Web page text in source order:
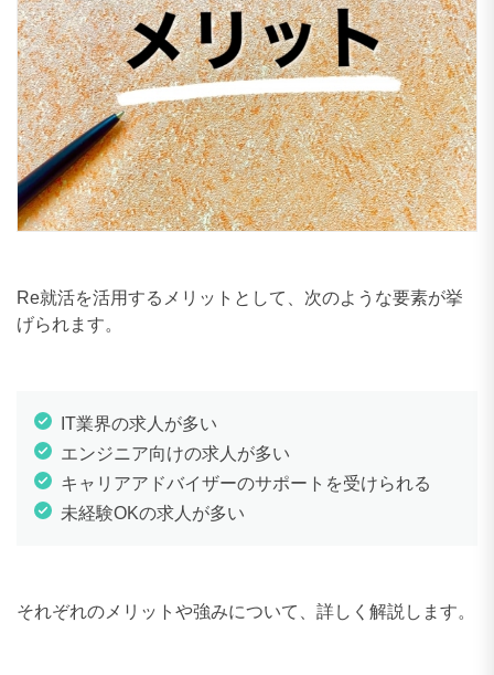
Re就活を活用するメリットとして、次のような要素が挙
げられます。
IT業界の求人が多い
エンジニア向けの求人が多い
キャリアアドバイザーのサポートを受けられる
未経験OKの求人が多い
それぞれのメリットや強みについて、詳しく解説します。